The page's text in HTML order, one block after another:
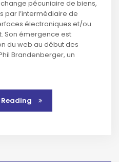
pécuniaire de biens,
par l’intermédiaire de
électroniques et/ou
Son émergence est
du web au début des
Brandenberger, un